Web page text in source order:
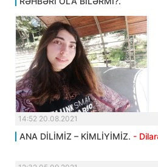
14:52 20.08.2021
ANA DİLİMİZ – KİMLİYİMİZ. -